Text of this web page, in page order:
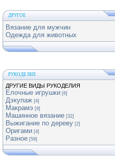
ДРУГОЕ
Вязание для мужчин
Одежда для животных
РУКОДЕЛИЕ
ДРУГИЕ ВИДЫ РУКОДЕЛИЯ
Елочные игрушки [8]
Дэкупаж [4]
Макрамэ [9]
Машинное вязание [32]
Выжигание по дереву [2]
Оригами [4]
Разное [59]